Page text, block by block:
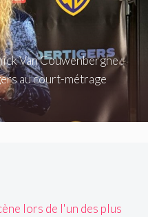
Van Couwenberghe :
au court-métrage
lors de l'un des plus